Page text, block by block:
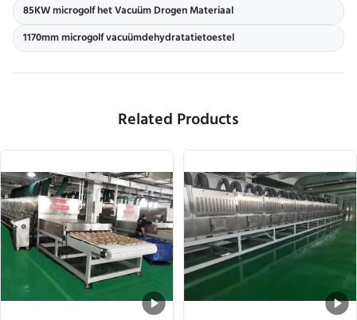
85KW microgolf het Vacuüm Drogen Materiaal
1170mm microgolf vacuümdehydratatietoestel
Related Products